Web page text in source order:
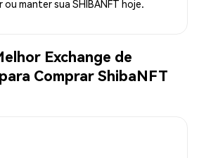
ou manter sua SHIBANFT hoje.
Exchange de
Comprar ShibaNFT